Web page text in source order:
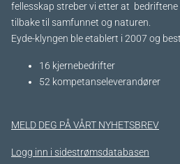
fellesskap streber vi etter at
tilbake til samfunnet og naturen.
Eyde-klyngen ble etablert i 2007 og
16 kjernebedrifter​
52 kompetanseleverandører
MELD DEG PÅ VÅRT NYHETSBREV
Logg inn i sidestrømsdatabasen